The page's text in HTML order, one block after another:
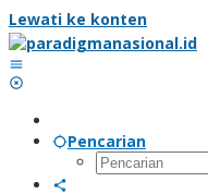
Lewati ke konten
Pencarian